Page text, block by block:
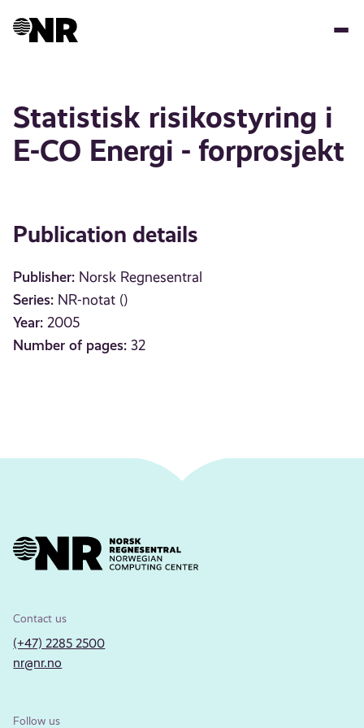
Statistisk risikostyring i
E-CO Energi - forprosjekt
Publication details
Publisher: Norsk Regnesentral
Series: NR-notat ()
Year: 2005
Number of pages: 32
Contact us
(+47) 2285 2500
nr@nr.no
Follow us